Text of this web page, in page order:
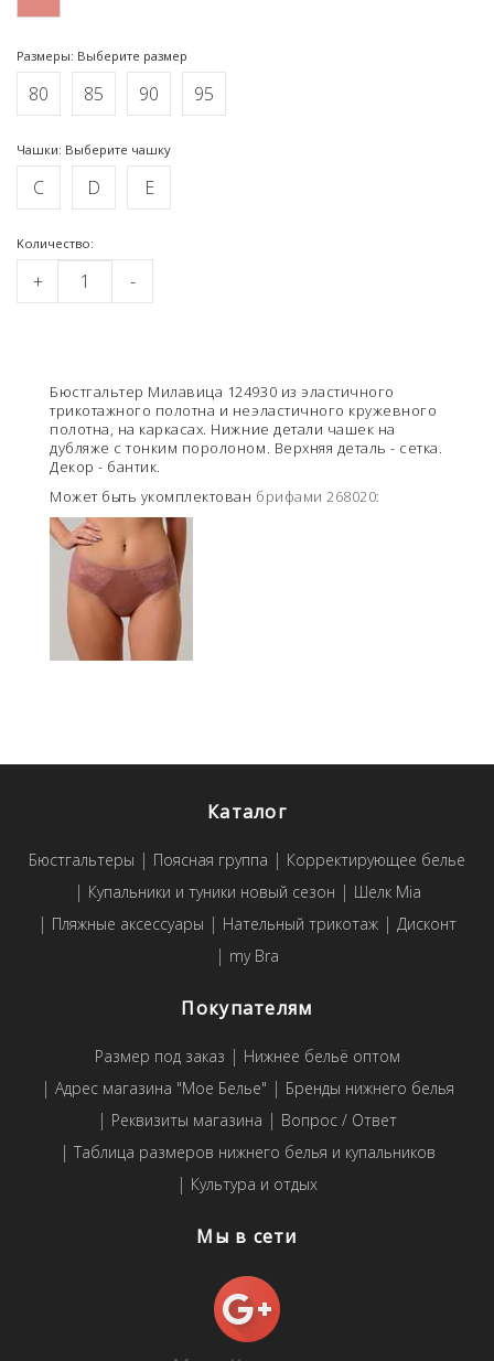
Размеры: Выберите размер
80 85 90 95
Чашки: Выберите чашку
C D E
Kоличество:
+ -
Бюстгальтер Милавица 124930 из эластичного
трикотажного полотна и неэластичного кружевного
полотна, на каркасах. Нижние детали чашек на
дубляже с тонким поролоном. Верхняя деталь - сетка.
Декор - бантик.
Может быть укомплектован брифами 268020:
Каталог
Бюстгальтеры Поясная группа
Корректирующее белье
Купальники и туники новый сезон
Шелк Mia
Пляжные аксессуары
Нательный трикотаж
Дисконт
my Bra
Покупателям
Размер под заказ
Нижнее бельё оптом
Адрес магазина "Мое Белье"
Бренды нижнего белья
Реквизиты магазина
Вопрос / Ответ
Таблица размеров нижнего белья и купальников
Культура и отдых
Мы в сети